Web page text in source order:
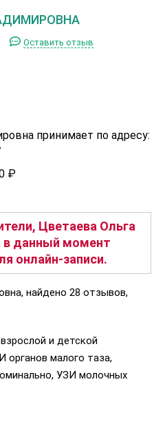
Оставить отзыв
принимает по адресу:
₽
Цветаева Ольга
в данный момент
онлайн-записи.
найдено 28 отзывов,
и детской
органов малого таза,
УЗИ молочных